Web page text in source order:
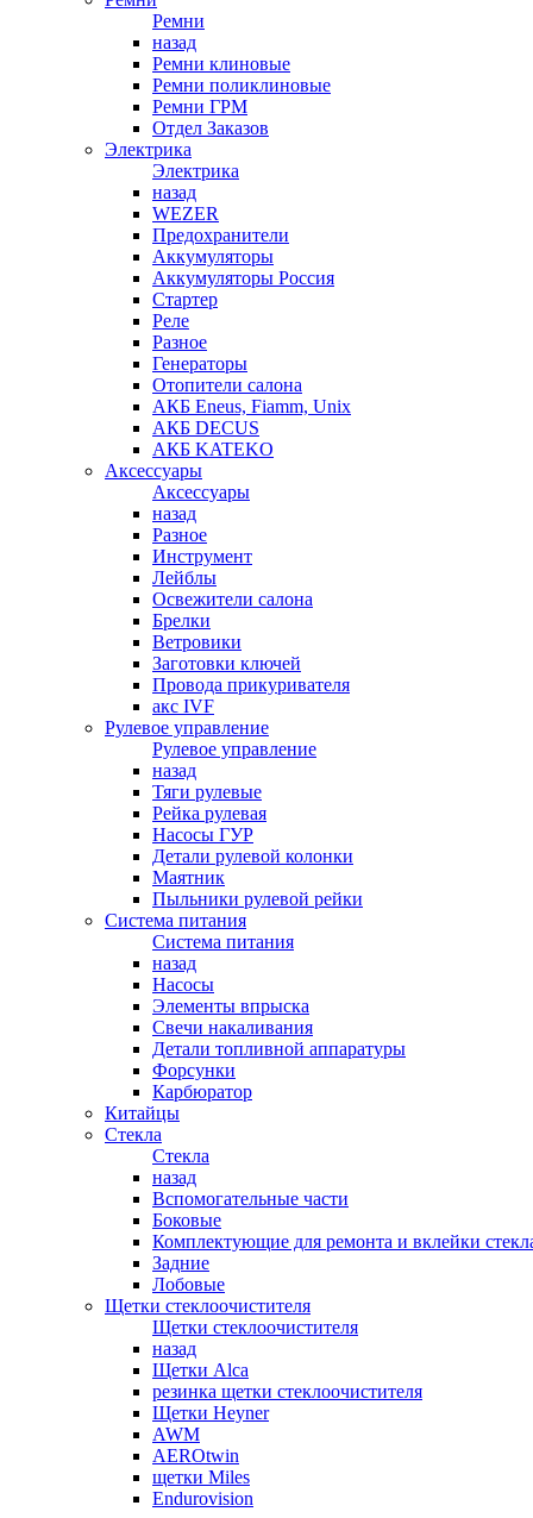
Ремни
назад
Ремни клиновые
Ремни поликлиновые
Ремни ГРМ
Отдел Заказов
Электрика
Электрика
назад
WEZER
Предохранители
Аккумуляторы
Аккумуляторы Россия
Стартер
Реле
Разное
Генераторы
Отопители салона
АКБ Eneus, Fiamm, Unix
АКБ DECUS
АКБ KATEKO
Аксессуары
Аксессуары
назад
Разное
Инструмент
Лейблы
Освежители салона
Брелки
Ветровики
Заготовки ключей
Провода прикуривателя
акс IVF
Рулевое управление
Рулевое управление
назад
Тяги рулевые
Рейка рулевая
Насосы ГУР
Детали рулевой колонки
Маятник
Пыльники рулевой рейки
Система питания
Система питания
назад
Насосы
Элементы впрыска
Свечи накаливания
Детали топливной аппаратуры
Форсунки
Карбюратор
Китайцы
Стекла
Стекла
назад
Вспомогательные части
Боковые
Комплектующие для ремонта и вклейки
Задние
Лобовые
Щетки стеклоочистителя
Щетки стеклоочистителя
назад
Щетки Alca
резинка щетки стеклоочистителя
Щетки Heyner
AWM
AEROtwin
щетки Miles
Endurovision